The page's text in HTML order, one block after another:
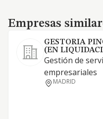
Empresas similares
Empresas
GESTORIA
(EN
Gestión de
empresariales
MADRID